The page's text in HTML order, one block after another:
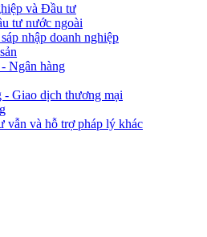
và Đầu tư
tư nước ngoài
nhập doanh nghiệp
Ngân hàng
- Giao dịch thương mại
vẫn và hỗ trợ pháp lý khác